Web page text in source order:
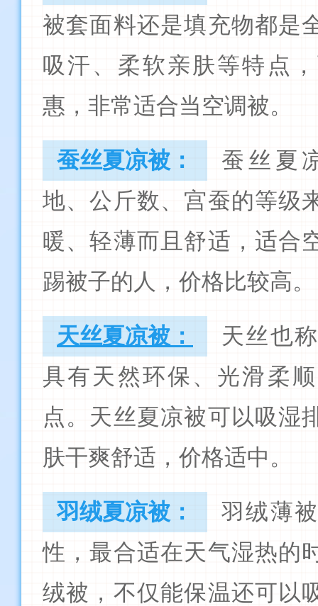
被套面料还是填充物都是
吸汗、柔软亲肤等特点
惠，非常适合当空调被。
蚕丝夏凉被：
蚕丝夏
地、公斤数、宫蚕的等级
暖、轻薄而且舒适，适合
踢被子的人，价格比较高。
天丝夏凉被：
天丝也
具有天然环保、光滑柔
点。天丝夏凉被可以吸湿
肤干爽舒适，价格适中。
羽绒夏凉被：
羽绒薄
性，最合适在天气湿热的
绒被，不仅能保温还可以